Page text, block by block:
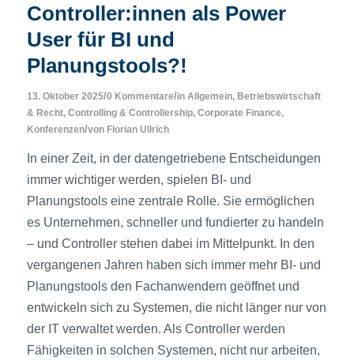
Controller:innen als Power
User für BI und
Planungstools?!
13. Oktober 2025/0 Kommentare/in Allgemein, Betriebswirtschaft
& Recht, Controlling & Controllership, Corporate Finance
Konferenzen/von Florian Ullrich
In einer Zeit, in der datengetriebene Entscheidungen
immer wichtiger werden, spielen BI- und
Planungstools eine zentrale Rolle. Sie ermöglichen
es Unternehmen, schneller und fundierter zu handeln
– und Controller stehen dabei im Mittelpunkt. In den
vergangenen Jahren haben sich immer mehr BI- und
Planungstools den Fachanwendern geöffnet und
entwickeln sich zu Systemen, die nicht länger nur von
der IT verwaltet werden. Als Controller werden
Fähigkeiten in solchen Systemen, nicht nur arbeiten,